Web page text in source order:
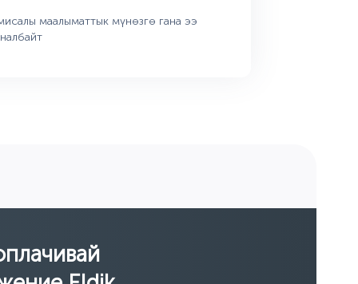
маалыматтык мүнөзгө гана ээ